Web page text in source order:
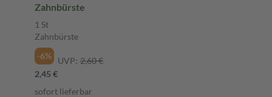
Zahnbürste
1 St
Zahnbürste
-6%
UVP: 2,60 €
2,45 €
sofort lieferbar